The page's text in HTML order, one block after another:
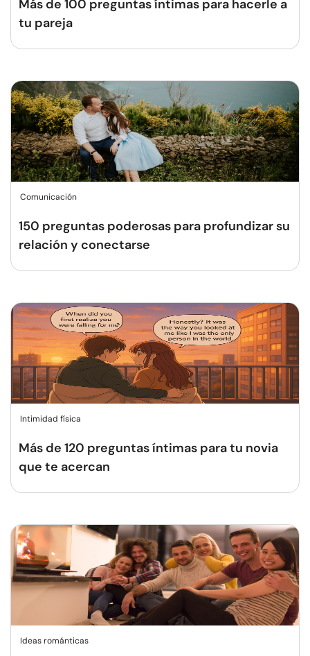
Más de 100 preguntas íntimas para hacerle a
tu pareja
Comunicación
150 preguntas poderosas para profundizar su
relación y conectarse
Intimidad física
Más de 120 preguntas íntimas para tu novia
que te acercan
Ideas románticas